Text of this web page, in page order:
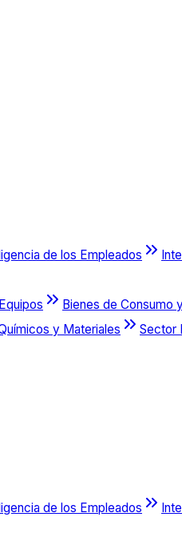
de los Empleados
Bienes de Consumo
y Materiales
Sector
de los Empleados